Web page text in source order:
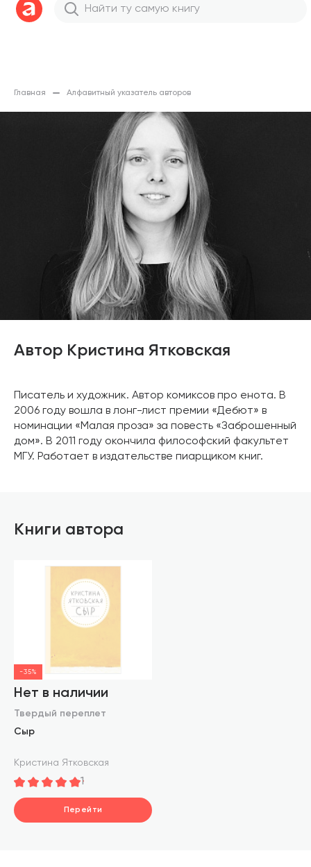
Главная Алфавитный указатель авторов
Автор Кристина Ятковская
Писатель и художник. Автор комиксов про енота. В
2006 году вошла в лонг-лист премии «Дебют» в
номинации «Малая проза» за повесть «Заброшенный
дом». В 2011 году окончила философский факультет
МГУ. Работает в издательстве пиарщиком книг.
Книги автора
-35%
Нет в наличии
Твердый переплет
Сыр
Кристина Ятковская
1
Перейти